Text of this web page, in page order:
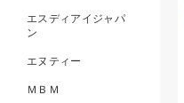
エスディアイジャパ
ン
エヌティー
ＭＢＭ